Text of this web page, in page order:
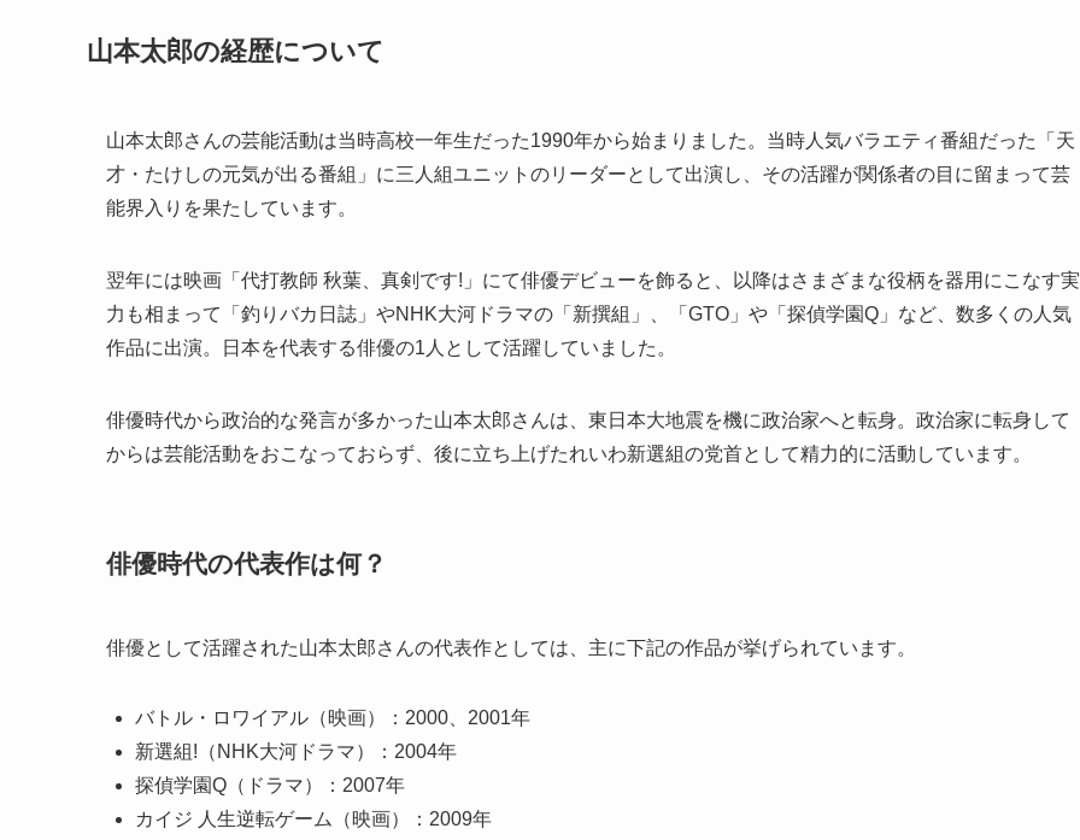
山本太郎の経歴について
山本太郎さんの芸能活動は当時高校一年生だった1990年から始まりました。当時人気バラエティ番組だった「天
才・たけしの元気が出る番組」に三人組ユニットのリーダーとして出演し、その活躍が関係者の目に留まって芸
能界入りを果たしています。
翌年には映画「代打教師 秋葉、真剣です!」にて俳優デビューを飾ると、以降はさまざまな役柄を器用にこなす実
力も相まって「釣りバカ日誌」やNHK大河ドラマの「新撰組」、「GTO」や「探偵学園Q」など、数多くの人気
作品に出演。日本を代表する俳優の1人として活躍していました。
俳優時代から政治的な発言が多かった山本太郎さんは、東日本大地震を機に政治家へと転身。政治家に転身して
からは芸能活動をおこなっておらず、後に立ち上げたれいわ新選組の党首として精力的に活動しています。
俳優時代の代表作は何？
俳優として活躍された山本太郎さんの代表作としては、主に下記の作品が挙げられています。
バトル・ロワイアル（映画）：2000、2001年
新選組!（NHK大河ドラマ）：2004年
探偵学園Q（ドラマ）：2007年
カイジ 人生逆転ゲーム（映画）：2009年